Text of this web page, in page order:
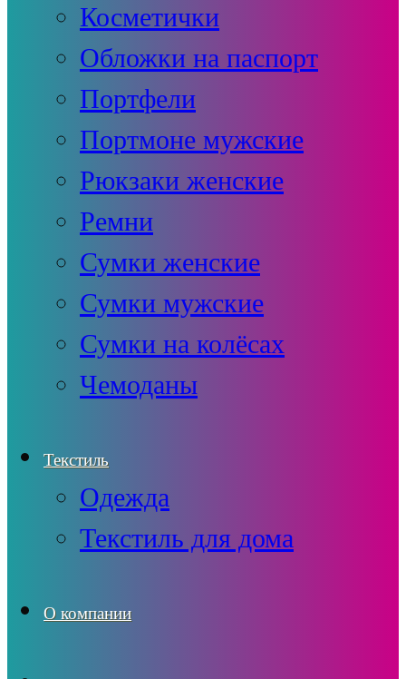
Косметички
Обложки на паспорт
Портфели
Портмоне мужские
Рюкзаки женские
Ремни
Сумки женские
Сумки мужские
Сумки на колёсах
Чемоданы
Текстиль
Одежда
Текстиль для дома
О компании